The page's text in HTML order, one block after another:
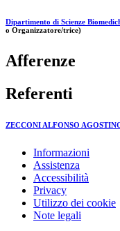
Dipartimento di Scienze
o Organizzatore/trice)
Afferenze
Referenti
ZECCONI ALFONSO
Informazioni
Assistenza
Accessibilità
Privacy
Utilizzo dei cookie
Note legali